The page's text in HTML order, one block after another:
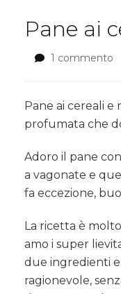
Pane ai
1 commento
e
Pane ai cereali
profumata che
Adoro il pane
a vagonate e
fa eccezione,
La ricetta è
amo i super
due ingredienti
ragionevole,